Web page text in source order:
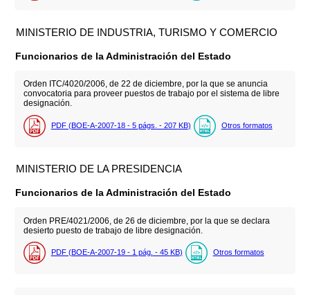
MINISTERIO DE INDUSTRIA, TURISMO Y COMERCIO
Funcionarios de la Administración del Estado
Orden ITC/4020/2006, de 22 de diciembre, por la que se anuncia
convocatoria para proveer puestos de trabajo por el sistema de libre
designación.
PDF (BOE-A-2007-18 - 5 págs. - 207 KB) Otros formatos
MINISTERIO DE LA PRESIDENCIA
Funcionarios de la Administración del Estado
Orden PRE/4021/2006, de 26 de diciembre, por la que se declara
desierto puesto de trabajo de libre designación.
PDF (BOE-A-2007-19 - 1 pág. - 45 KB) Otros formatos